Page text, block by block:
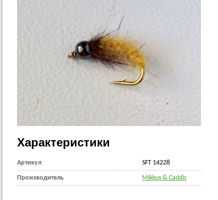
Характеристики
Артикул SFT 14228
Производитель Mikkus & Caddis